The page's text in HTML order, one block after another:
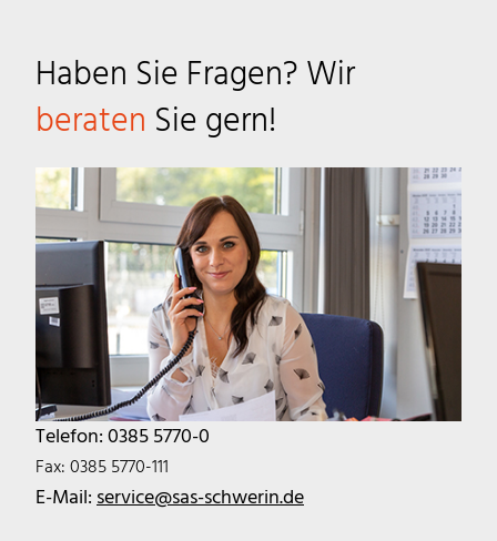
Haben Sie Fragen? Wir
beraten Sie gern!
Telefon: 0385 5770-0
Fax: 0385 5770-111
E-Mail:service@sas-schwerin.de